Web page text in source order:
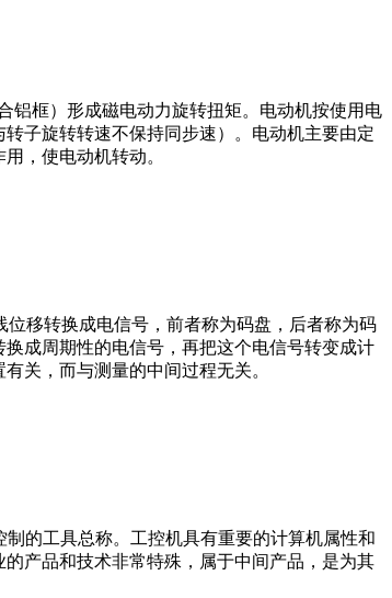
铝框）形成磁电动力旋转扭矩。电动机按使用电
子旋转转速不保持同步速）。电动机主要由定
，使电动机转动。
移转换成电信号，前者称为码盘，后者称为码
成周期性的电信号，再把这个电信号转变成计
关，而与测量的中间过程无关。
制的工具总称。工控机具有重要的计算机属性和
产品和技术非常特殊，属于中间产品，是为其